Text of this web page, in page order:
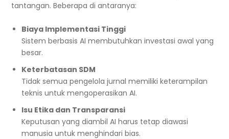
tantangan. Beberapa di antaranya:
Biaya Implementasi Tinggi
Sistem berbasis AI membutuhkan investasi awal yang
besar.
Keterbatasan SDM
Tidak semua pengelola jurnal memiliki keterampilan
teknis untuk mengoperasikan AI.
Isu Etika dan Transparansi
Keputusan yang diambil AI harus tetap diawasi
manusia untuk menghindari bias.